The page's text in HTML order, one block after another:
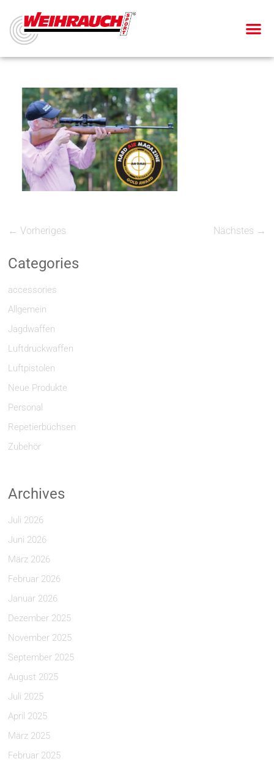
← Vorheriges Nächstes →
Categories
accessories
Allgemein
Jagdwaffen
Luftdruckwaffen
Luftpistolen
Neue Produkte
Personal
Repetierbüchsen
Zubehör
Archives
Juli 2026
Juni 2026
März 2026
Februar 2026
Januar 2026
Dezember 2025
November 2025
September 2025
August 2025
Juli 2025
April 2025
März 2025
Februar 2025